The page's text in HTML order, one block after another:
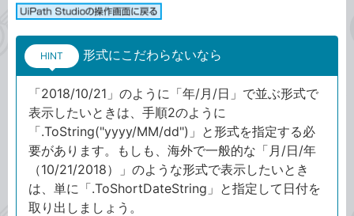
HINT 形式にこだわらないなら
「2018/10/21」のように「年/月/日」で並ぶ形式で
表示したいときは、手順2のように
「.ToString("yyyy/MM/dd")」と形式を指定する必
要があります。もしも、海外で一般的な「月/日/年
（10/21/2018）」のような形式で表示したいとき
は、単に「.ToShortDateString」と指定して日付を
取り出しましょう。